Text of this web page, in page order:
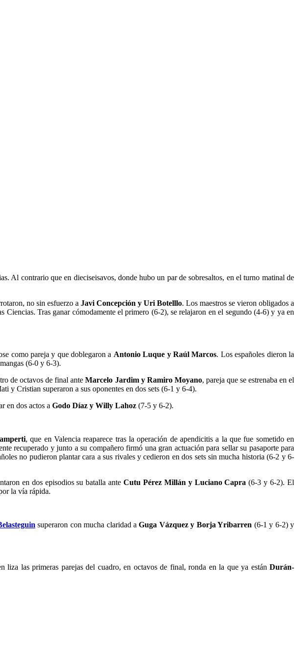
Al contrario que en dieciseisavos, donde hubo un par de sobresaltos, en el turno matinal de
no sin esfuerzo a Javi Concepción y Uri Botelllo. Los maestros se vieron obligados a
Tras ganar cómodamente el primero (6-2), se relajaron en el segundo (4-6) y ya en
como pareja y que doblegaron a Antonio Luque y Raúl Marcos. Los españoles dieron la
(6-0 y 6-3).
de octavos de final anteMarcelo Jardim y Ramiro Moyano, pareja que se estrenaba en el
y Cristian superaron a sus oponentes en dos sets (6-1 y 6-4).
en dos actos a Godo Díaz y Willy Lahoz (7-5 y 6-2).
, que en Valencia reaparece tras la operación de apendicitis a la que fue sometido en
recuperado y junto a su compañero firmó una gran actuación para sellar su pasaporte para
no pudieron plantar cara a sus rivales y cedieron en dos sets sin mucha historia (6-2 y 6-
en dos episodios su batalla anteCutu Pérez Millán y Luciano Capra (6-3 y 6-2). El
la vía rápida.
superaron con mucha claridad aGuga Vázquez y Borja Yribarren (6-1 y 6-2) y
las primeras parejas del cuadro, en octavos de final, ronda en la que ya están Durán-